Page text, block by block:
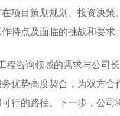
项目策划规划、投资决策
特点及面临的挑战和要求。
程咨询领域的需求与公司
优势高度契合，为双方合
行的路径。下一步，公司